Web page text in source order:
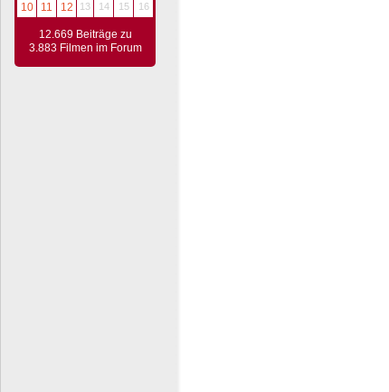
10
11 12 13 14 15 16
12.669 Beiträge zu
3.883 Filmen im Forum